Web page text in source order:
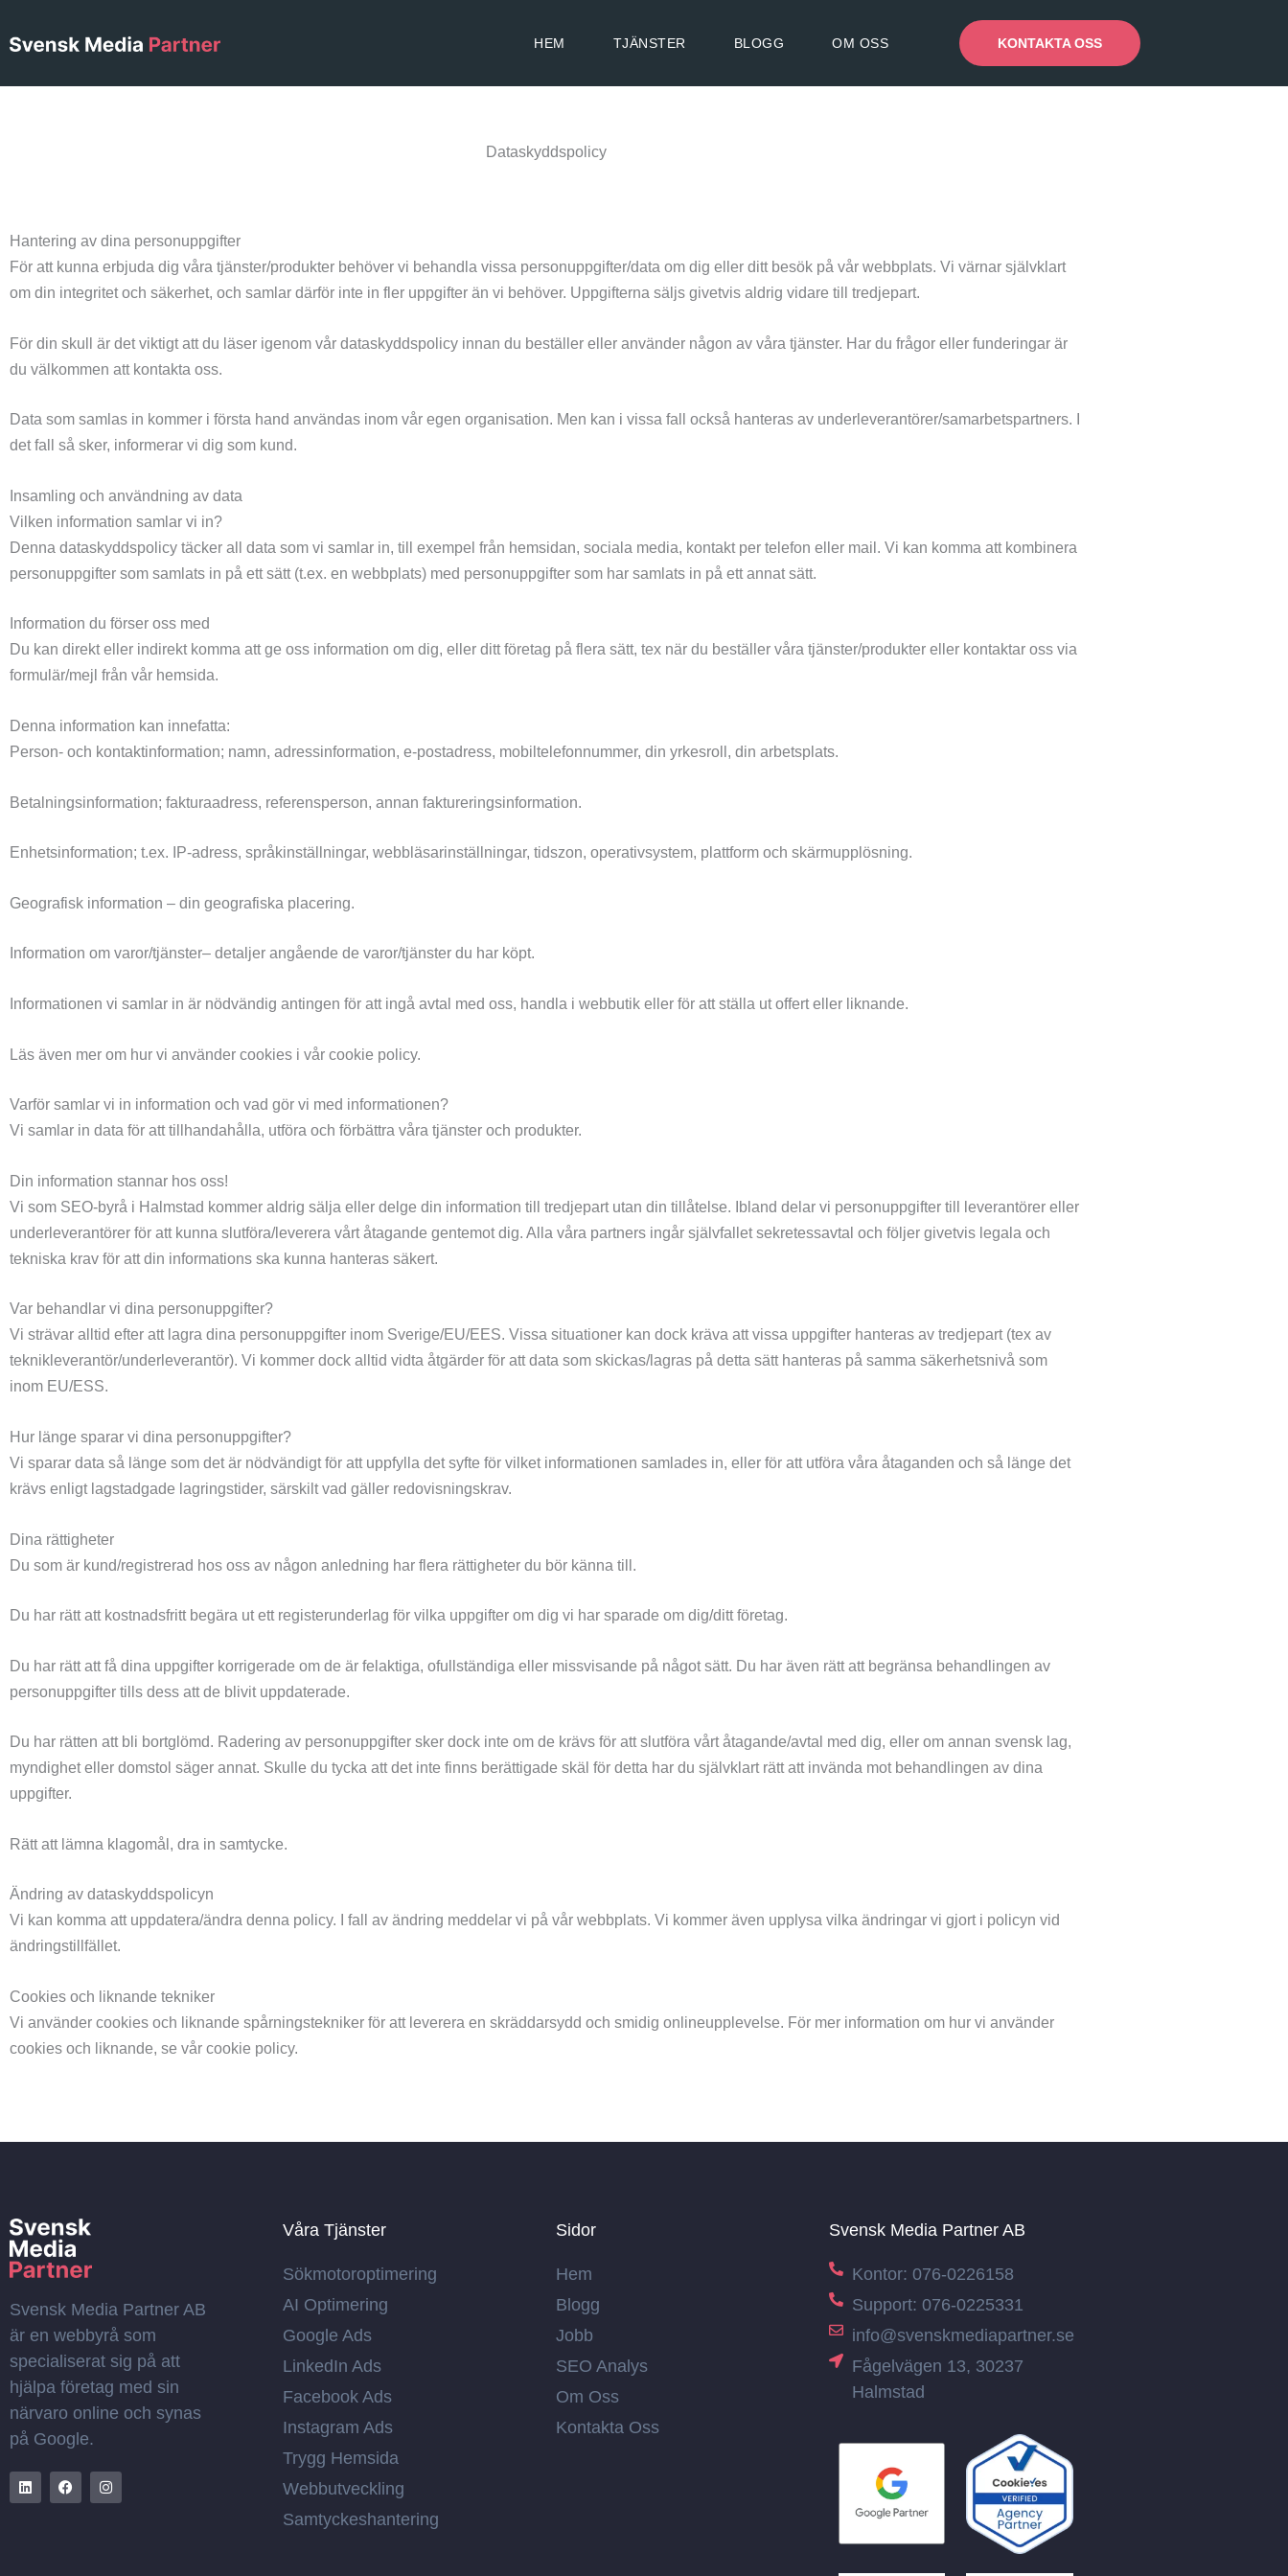
till
HEM TJÄNSTER BLOGG OM OSS KONTAKTA OSS
Dataskyddspolicy
Hantering av dina personuppgifter
För att kunna erbjuda dig våra tjänster/produkter behöver vi behandla vissa personuppgifter/data om dig eller ditt besök på vår webbplats. Vi värnar självklart
om din integritet och säkerhet, och samlar därför inte in fler uppgifter än vi behöver. Uppgifterna säljs givetvis aldrig vidare till tredjepart.
För din skull är det viktigt att du läser igenom vår dataskyddspolicy innan du beställer eller använder någon av våra tjänster. Har du frågor eller funderingar är
du välkommen att kontakta oss.
Data som samlas in kommer i första hand användas inom vår egen organisation. Men kan i vissa fall också hanteras av underleverantörer/samarbetspartners. I
det fall så sker, informerar vi dig som kund.
Insamling och användning av data
Vilken information samlar vi in?
Denna dataskyddspolicy täcker all data som vi samlar in, till exempel från hemsidan, sociala media, kontakt per telefon eller mail. Vi kan komma att kombinera
personuppgifter som samlats in på ett sätt (t.ex. en webbplats) med personuppgifter som har samlats in på ett annat sätt.
Information du förser oss med
Du kan direkt eller indirekt komma att ge oss information om dig, eller ditt företag på flera sätt, tex när du beställer våra tjänster/produkter eller kontaktar oss via
formulär/mejl från vår hemsida.
Denna information kan innefatta:
Person- och kontaktinformation; namn, adressinformation, e-postadress, mobiltelefonnummer, din yrkesroll, din arbetsplats.
Betalningsinformation; fakturaadress, referensperson, annan faktureringsinformation.
Enhetsinformation; t.ex. IP-adress, språkinställningar, webbläsarinställningar, tidszon, operativsystem, plattform och skärmupplösning.
Geografisk information – din geografiska placering.
Information om varor/tjänster– detaljer angående de varor/tjänster du har köpt.
Informationen vi samlar in är nödvändig antingen för att ingå avtal med oss, handla i webbutik eller för att ställa ut offert eller liknande.
Läs även mer om hur vi använder cookies i vår cookie policy.
Varför samlar vi in information och vad gör vi med informationen?
Vi samlar in data för att tillhandahålla, utföra och förbättra våra tjänster och produkter.
Din information stannar hos oss!
Vi som SEO-byrå i Halmstad kommer aldrig sälja eller delge din information till tredjepart utan din tillåtelse. Ibland delar vi personuppgifter till leverantörer eller
underleverantörer för att kunna slutföra/leverera vårt åtagande gentemot dig. Alla våra partners ingår självfallet sekretessavtal och följer givetvis legala och
tekniska krav för att din informations ska kunna hanteras säkert.
Var behandlar vi dina personuppgifter?
Vi strävar alltid efter att lagra dina personuppgifter inom Sverige/EU/EES. Vissa situationer kan dock kräva att vissa uppgifter hanteras av tredjepart (tex av
teknikleverantör/underleverantör). Vi kommer dock alltid vidta åtgärder för att data som skickas/lagras på detta sätt hanteras på samma säkerhetsnivå som
inom EU/ESS.
Hur länge sparar vi dina personuppgifter?
Vi sparar data så länge som det är nödvändigt för att uppfylla det syfte för vilket informationen samlades in, eller för att utföra våra åtaganden och så länge det
krävs enligt lagstadgade lagringstider, särskilt vad gäller redovisningskrav.
Dina rättigheter
Du som är kund/registrerad hos oss av någon anledning har flera rättigheter du bör känna till.
Du har rätt att kostnadsfritt begära ut ett registerunderlag för vilka uppgifter om dig vi har sparade om dig/ditt företag.
Du har rätt att få dina uppgifter korrigerade om de är felaktiga, ofullständiga eller missvisande på något sätt. Du har även rätt att begränsa behandlingen av
personuppgifter tills dess att de blivit uppdaterade.
Du har rätten att bli bortglömd. Radering av personuppgifter sker dock inte om de krävs för att slutföra vårt åtagande/avtal med dig, eller om annan svensk lag,
myndighet eller domstol säger annat. Skulle du tycka att det inte finns berättigade skäl för detta har du självklart rätt att invända mot behandlingen av dina
uppgifter.
Rätt att lämna klagomål, dra in samtycke.
Ändring av dataskyddspolicyn
Vi kan komma att uppdatera/ändra denna policy. I fall av ändring meddelar vi på vår webbplats. Vi kommer även upplysa vilka ändringar vi gjort i policyn vid
ändringstillfället.
Cookies och liknande tekniker
Vi använder cookies och liknande spårningstekniker för att leverera en skräddarsydd och smidig onlineupplevelse. För mer information om hur vi använder
cookies och liknande, se vår cookie policy.
Svensk Media Partner AB
är en webbyrå som
specialiserat sig på att
hjälpa företag med sin
närvaro online och synas
på Google.
L
i
n
F
a
c
I
n
s
Våra Tjänster
Sökmotoroptimering
AI Optimering
Google Ads
LinkedIn Ads
Facebook Ads
Instagram Ads
Trygg Hemsida
Webbutveckling
Samtyckeshantering
Sidor
Hem
Blogg
Jobb
SEO Analys
Om Oss
Kontakta Oss
Svensk Media Partner AB
Kontor: 076-0226158
Support: 076-0225331
info@svenskmediapartner.se
Fågelvägen 13, 30237
Halmstad